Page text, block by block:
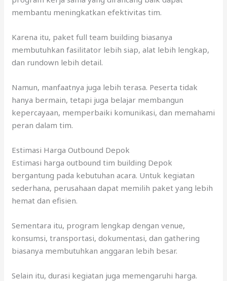
membantu meningkatkan efektivitas tim.
Karena itu, paket full team building biasanya
membutuhkan fasilitator lebih siap, alat lebih lengkap,
dan rundown lebih detail.
Namun, manfaatnya juga lebih terasa. Peserta tidak
hanya bermain, tetapi juga belajar membangun
kepercayaan, memperbaiki komunikasi, dan memahami
peran dalam tim.
Estimasi Harga Outbound Depok
Estimasi harga outbound tim building Depok
bergantung pada kebutuhan acara. Untuk kegiatan
sederhana, perusahaan dapat memilih paket yang lebih
hemat dan efisien.
Sementara itu, program lengkap dengan venue,
konsumsi, transportasi, dokumentasi, dan gathering
biasanya membutuhkan anggaran lebih besar.
Selain itu, durasi kegiatan juga memengaruhi harga.